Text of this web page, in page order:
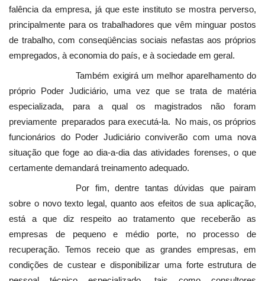
falência da empresa, já que este instituto se mostra perverso,
principalmente para os trabalhadores que vêm minguar postos
de trabalho, com conseqüências sociais nefastas aos próprios
empregados, à economia do país, e à sociedade em geral.
Também exigirá um melhor aparelhamento do
próprio Poder Judiciário, uma vez que se trata de matéria
especializada, para a qual os magistrados não foram
previamente preparados para executá-la. No mais, os próprios
funcionários do Poder Judiciário conviverão com uma nova
situação que foge ao dia-a-dia das atividades forenses, o que
certamente demandará treinamento adequado.
Por fim, dentre tantas dúvidas que pairam
sobre o novo texto legal, quanto aos efeitos de sua aplicação,
está a que diz respeito ao tratamento que receberão as
empresas de pequeno e médio porte, no processo de
recuperação. Temos receio que as grandes empresas, em
condições de custear e disponibilizar uma forte estrutura de